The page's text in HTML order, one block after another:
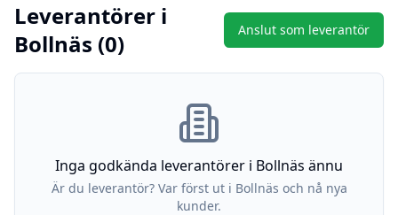
Leverantörer i
Bollnäs (0) Anslut som leverantör
Inga godkända leverantörer i Bollnäs ännu
Är du leverantör? Var först ut i Bollnäs och nå nya
kunder.